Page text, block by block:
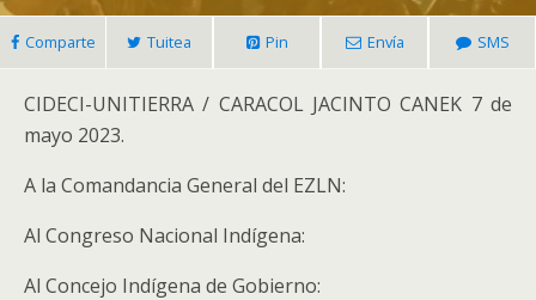
Comparte Tuitea Pin Envía SMS
CIDECI-UNITIERRA / CARACOL JACINTO CANEK 7 de
mayo 2023.
A la Comandancia General del EZLN:
Al Congreso Nacional Indígena:
Al Concejo Indígena de Gobierno: